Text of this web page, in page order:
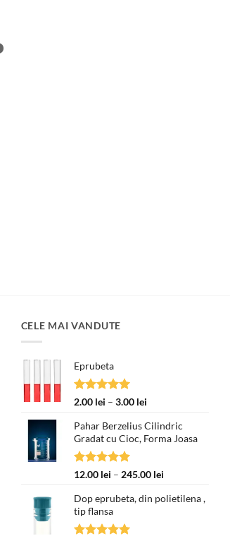
CELE MAI VANDUTE
Eprubeta
Evaluat la
2.00 lei – 3.00 leiInterval
prețuri:
2.00 lei
3.00 lei
Pahar Berzelius Cilindric
Gradat cu Cioc, Forma Joasa
Evaluat la
12.00 lei – 245.00 leiInterval
prețuri:
Dop eprubeta, din polietilena ,
tip flansa